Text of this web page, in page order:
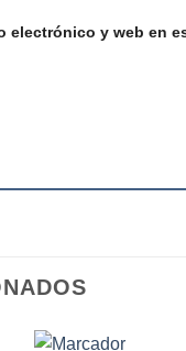
electrónico y web en